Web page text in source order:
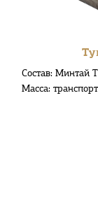
Состав: Минтай
Масса: